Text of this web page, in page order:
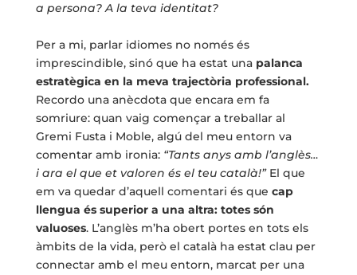
a persona? A la teva identitat?
Per a mi, parlar idiomes no només és
imprescindible, sinó que ha estat unapalanca
estratègica en la meva trajectòria professional.
Recordo una anècdota que encara em fa
somriure: quan vaig començar a treballar al
Gremi Fusta i Moble, algú del meu entorn va
comentar amb ironia:“Tants anys amb l’anglès…
i ara el que et valoren és el teu català!” El que
em va quedar d’aquell comentari és que cap
llengua és superior a una altra: totes són
valuoses. L’anglès m’ha obert portes en tots els
àmbits de la vida, però el català ha estat clau per
connectar amb el meu entorn, marcat per una